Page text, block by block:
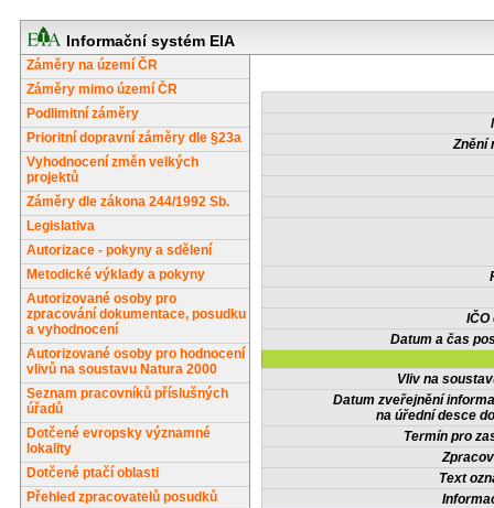
Informační systém EIA
Záměry na území ČR
Záměry mimo území ČR
Podlimitní záměry
Prioritní dopravní záměry dle §23a
Vyhodnocení změn velkých
projektů
Záměry dle zákona 244/1992 Sb.
Legislativa
Autorizace - pokyny a sdělení
Metodické výklady a pokyny
Autorizované osoby pro
zpracování dokumentace, posudku
a vyhodnocení
Autorizované osoby pro hodnocení
vlivů na soustavu Natura 2000
Seznam pracovníků příslušných
úřadů
Dotčené evropsky významné
lokality
Dotčené ptačí oblasti
Přehled zpracovatelů posudků
Znění
IČO
Datum a čas
Vliv na
Datum zveřejnění
na úřední desce
Termín pro
Text